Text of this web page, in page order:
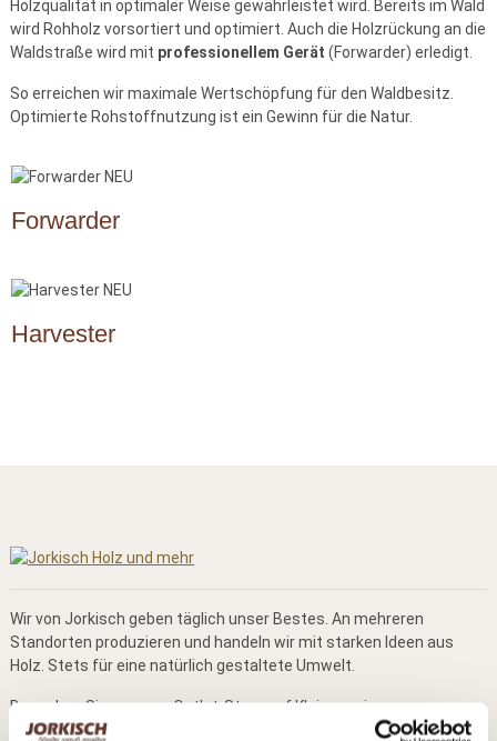
Holzqualität in optimaler Weise gewährleistet wird. Bereits im Wald
wird Rohholz vorsortiert und optimiert. Auch die Holzrückung an die
Waldstraße wird mit professionellem Gerät (Forwarder) erledigt.
So erreichen wir maximale Wertschöpfung für den Waldbesitz.
Optimierte Rohstoffnutzung ist ein Gewinn für die Natur.
Forwarder
Harvester
Wir von Jorkisch geben täglich unser Bestes. An mehreren
Standorten produzieren und handeln wir mit starken Ideen aus
Holz. Stets für eine natürlich gestaltete Umwelt.
Besuchen Sie unseren Outlet-Store auf Kleinanzeigen: